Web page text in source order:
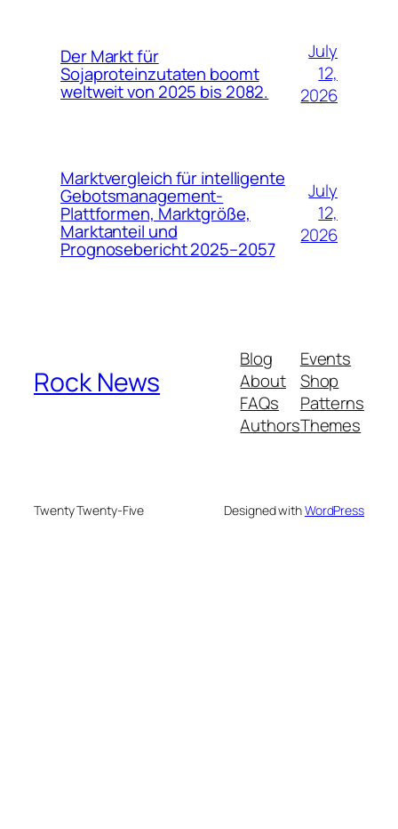
Der Markt für
Sojaproteinzutaten boomt
weltweit von 2025 bis 2082.
July
12,
2026
Marktvergleich für intelligente
Gebotsmanagement-
Plattformen, Marktgröße,
Marktanteil und
Prognosebericht 2025–2057
July
12,
2026
Rock News
Blog
About
FAQs
Authors
Events
Shop
Patterns
Themes
Twenty Twenty-Five Designed withWordPress